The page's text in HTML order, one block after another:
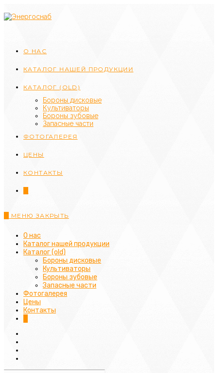
к
содержимому
О НАС
КАТАЛОГ НАШЕЙ ПРОДУКЦИИ
КАТАЛОГ (OLD)
Бороны дисковые
Культиваторы
Бороны зубовые
Запасные части
ФОТОГАЛЕРЕЯ
ЦЕНЫ
КОНТАКТЫ
МЕНЮ ЗАКРЫТЬ
О нас
Каталог нашей продукции
Каталог (old)
Бороны дисковые
Культиваторы
Бороны зубовые
Запасные части
Фотогалерея
Цены
Контакты